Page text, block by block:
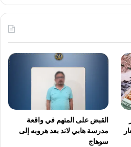
القبض على المتهم في واقعة
مدرسة هابي لاند بعد هروبه إلى
سوهاج